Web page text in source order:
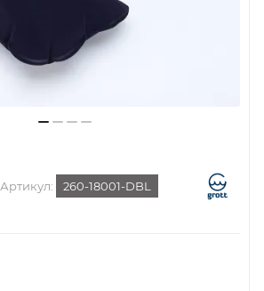
Артикул: 260-18001-DBL